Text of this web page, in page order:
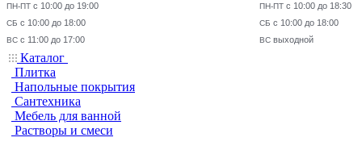
ПН-ПТ с 10:00 до 19:00
СБ с 10:00 до 18:00
ВС с 11:00 до 17:00
ПН-ПТ с 10:00 до 18:30
СБ с 10:00 до 18:00
ВС выходной
Каталог
Плитка
Напольные покрытия
Сантехника
Мебель для ванной
Растворы и смеси